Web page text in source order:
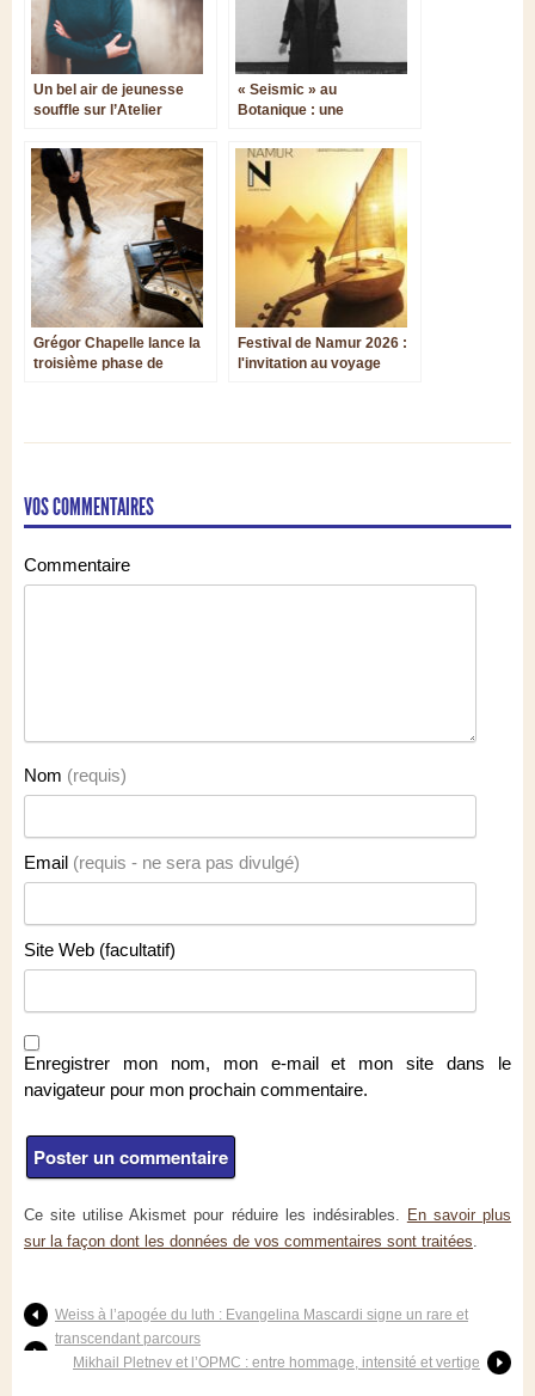
Un bel air de jeunesse
souffle sur l’Atelier
« Seismic » au
Botanique : une
monde multisensoriel
Grégor Chapelle lance la
troisième phase de
Festival de Namur 2026 :
l'invitation au voyage
VOS COMMENTAIRES
Commentaire
Nom (requis)
Email (requis - ne sera pas divulgé)
Site Web (facultatif)
Enregistrer mon nom, mon e-mail et mon site dans le
navigateur pour mon prochain commentaire.
Ce site utilise Akismet pour réduire les indésirables. En savoir plus
sur la façon dont les données de vos commentaires sont traitées.
Weiss à l’apogée du luth : Evangelina Mascardi signe un rare et
transcendant parcours
Mikhail Pletnev et l’OPMC : entre hommage, intensité et vertige